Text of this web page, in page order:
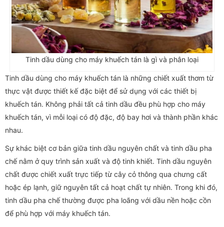
Tinh dầu dùng cho máy khuếch tán là gì và phân loại
Tinh dầu dùng cho máy khuếch tán là những chiết xuất thơm từ
thực vật được thiết kế đặc biệt để sử dụng với các thiết bị
khuếch tán. Không phải tất cả tinh dầu đều phù hợp cho máy
khuếch tán, vì mỗi loại có độ đặc, độ bay hơi và thành phần khác
nhau.
Sự khác biệt cơ bản giữa tinh dầu nguyên chất và tinh dầu pha
chế nằm ở quy trình sản xuất và độ tinh khiết. Tinh dầu nguyên
chất được chiết xuất trực tiếp từ cây cỏ thông qua chưng cất
hoặc ép lạnh, giữ nguyên tất cả hoạt chất tự nhiên. Trong khi đó,
tinh dầu pha chế thường được pha loãng với dầu nền hoặc cồn
để phù hợp với máy khuếch tán.